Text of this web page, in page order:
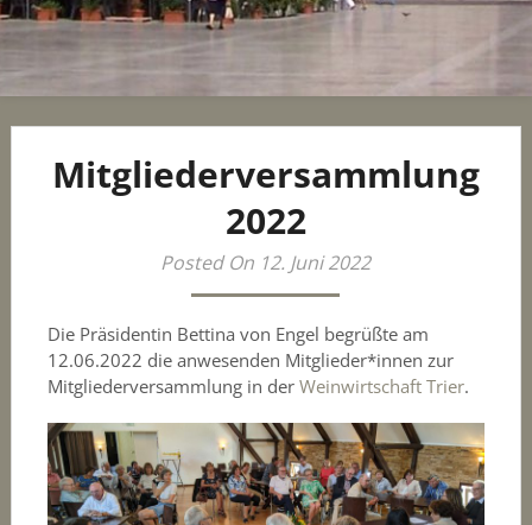
Mitgliederversammlung
2022
Posted On 12. Juni 2022
Die Präsidentin Bettina von Engel begrüßte am
12.06.2022 die anwesenden Mitglieder*innen zur
Mitgliederversammlung in der Weinwirtschaft Trier.